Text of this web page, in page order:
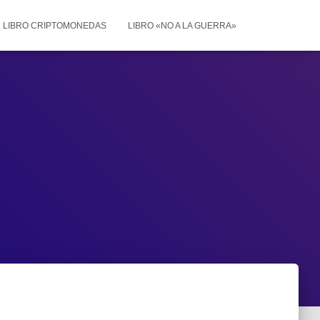
LIBRO CRIPTOMONEDAS LIBRO «NO A LA GUERRA»